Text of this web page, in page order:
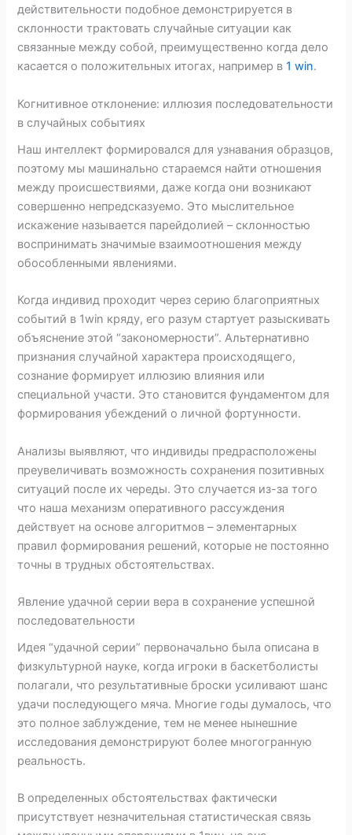
действительности подобное демонстрируется в
склонности трактовать случайные ситуации как
связанные между собой, преимущественно когда дело
касается о положительных итогах, например в1 win.
Когнитивное отклонение: иллюзия последовательности
в случайных событиях
Наш интеллект формировался для узнавания образцов,
поэтому мы машинально стараемся найти отношения
между происшествиями, даже когда они возникают
совершенно непредсказуемо. Это мыслительное
искажение называется парейдолией – склонностью
воспринимать значимые взаимоотношения между
обособленными явлениями.
Когда индивид проходит через серию благоприятных
событий в 1win кряду, его разум стартует разыскивать
объяснение этой “закономерности”. Альтернативно
признания случайной характера происходящего,
сознание формирует иллюзию влияния или
специальной участи. Это становится фундаментом для
формирования убеждений о личной фортунности.
Анализы выявляют, что индивиды предрасположены
преувеличивать возможность сохранения позитивных
ситуаций после их череды. Это случается из-за того
что наша механизм оперативного рассуждения
действует на основе алгоритмов – элементарных
правил формирования решений, которые не постоянно
точны в трудных обстоятельствах.
Явление удачной серии вера в сохранение успешной
последовательности
Идея “удачной серии” первоначально была описана в
физкультурной науке, когда игроки в баскетболисты
полагали, что результативные броски усиливают шанс
удачи последующего мяча. Многие годы думалось, что
это полное заблуждение, тем не менее нынешние
исследования демонстрируют более многогранную
реальность.
В определенных обстоятельствах фактически
присутствует незначительная статистическая связь